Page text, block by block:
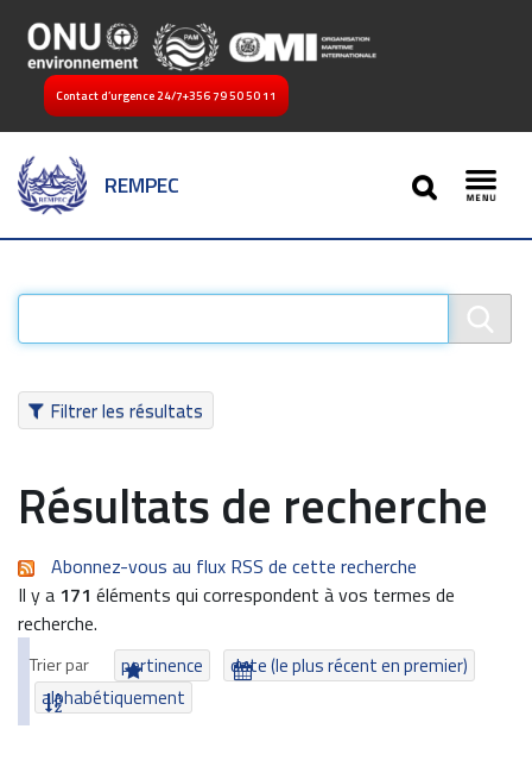
Contact d’urgence 24/7+356 79 50 50 11
REMPEC
SEARCH
Filtrer les résultats
Résultats de recherche
Abonnez-vous au flux RSS de cette recherche
Il y a 171 éléments qui correspondent à vos termes de
recherche.
Trier par pertinence
date (le plus récent en premier)
alphabétiquement